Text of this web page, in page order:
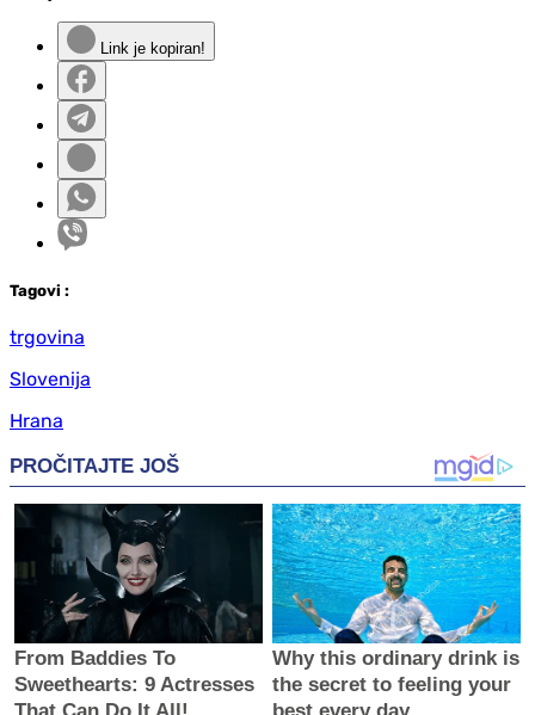
Link je kopiran!
Tagovi :
trgovina
Slovenija
Hrana